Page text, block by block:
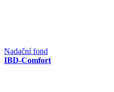
Nadační fond
IBD-Comfort